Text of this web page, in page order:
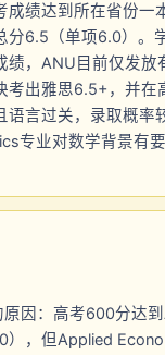
成绩达到所在省份一
分6.5（单项6.0）。
绩，ANU目前仅发放
考出雅思6.5+，并在
语言过关，录取概率
专业对数学背景有
因：高考600分达
，但Applied